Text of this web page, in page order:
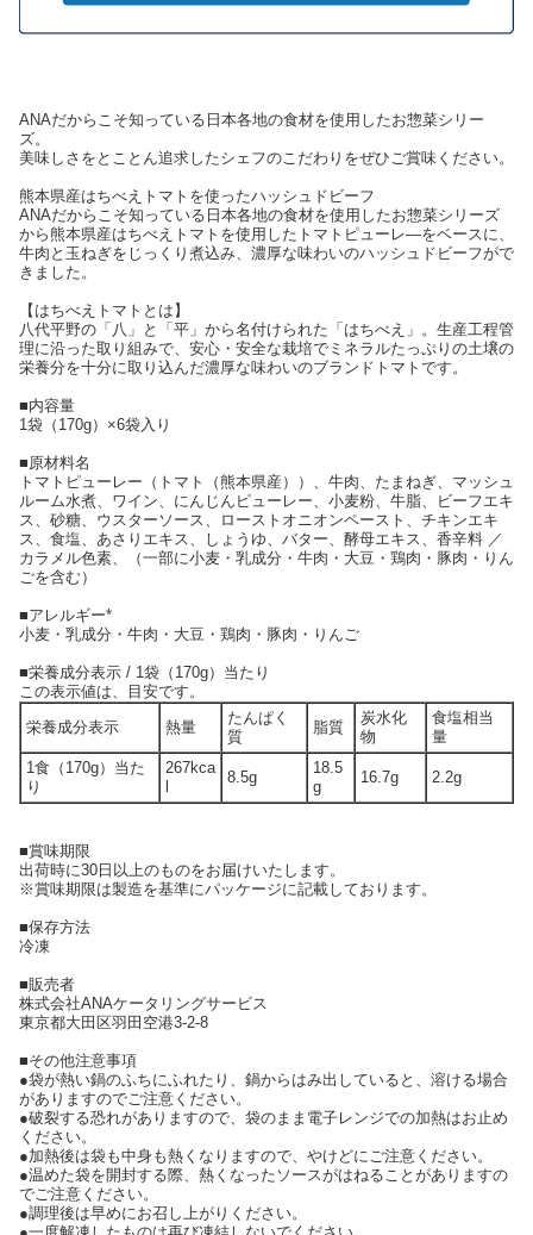
ANAだからこそ知っている日本各地の食材を使用したお惣菜シリー
ズ。
美味しさをとことん追求したシェフのこだわりをぜひご賞味ください。
熊本県産はちべえトマトを使ったハッシュドビーフ
ANAだからこそ知っている日本各地の食材を使用したお惣菜シリーズ
から熊本県産はちべえトマトを使用したトマトピューレ―をベースに、
牛肉と玉ねぎをじっくり煮込み、濃厚な味わいのハッシュドビーフがで
きました。
【はちべえトマトとは】
八代平野の「八」と「平」から名付けられた「はちべえ」。生産工程管
理に沿った取り組みで、安心・安全な栽培でミネラルたっぷりの土壌の
栄養分を十分に取り込んだ濃厚な味わいのブランドトマトです。
■内容量
1袋（170g）×6袋入り
■原材料名
トマトピューレー（トマト（熊本県産））、牛肉、たまねぎ、マッシュ
ルーム水煮、ワイン、にんじんピューレー、小麦粉、牛脂、ビーフエキ
ス、砂糖、ウスターソース、ローストオニオンペースト、チキンエキ
ス、食塩、あさりエキス、しょうゆ、バター、酵母エキス、香辛料 ／
カラメル色素、（一部に小麦・乳成分・牛肉・大豆・鶏肉・豚肉・りん
ごを含む）
■アレルギー*
小麦・乳成分・牛肉・大豆・鶏肉・豚肉・りんご
■栄養成分表示 / 1袋（170g）当たり
この表示値は、目安です。
栄養成分表示
熱量
たんぱく
質
脂質
炭水化
物
食塩相当
量
1食（170g）当た
り
267kca
8.5g
18.5
g
16.7g 2.2g
■賞味期限
出荷時に30日以上のものをお届けいたします。
※賞味期限は製造を基準にパッケージに記載しております。
■保存方法
冷凍
■販売者
株式会社ANAケータリングサービス
東京都大田区羽田空港3-2-8
■その他注意事項
●袋が熱い鍋のふちにふれたり、鍋からはみ出していると、溶ける場合
がありますのでご注意ください。
●破裂する恐れがありますので、袋のまま電子レンジでの加熱はお止め
ください。
●加熱後は袋も中身も熱くなりますので、やけどにご注意ください。
●温めた袋を開封する際、熱くなったソースがはねることがありますの
でご注意ください。
●調理後は早めにお召し上がりください。